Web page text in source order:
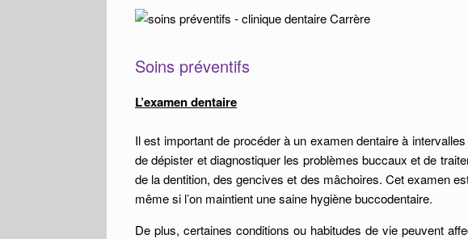
Soins préventifs
L’examen dentaire
Il est important de procéder à un examen dentaire à
de dépister et diagnostiquer les problèmes buccaux et de
de la dentition, des gencives et des mâchoires. Cet examen
même si l’on maintient une saine hygiène buccodentaire.
De plus, certaines conditions ou habitudes de vie peuvent